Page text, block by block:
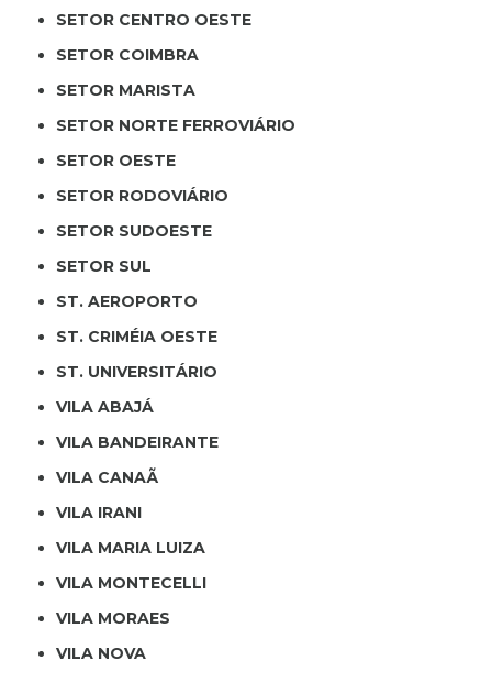
SETOR CENTRO OESTE
SETOR COIMBRA
SETOR MARISTA
SETOR NORTE FERROVIÁRIO
SETOR OESTE
SETOR RODOVIÁRIO
SETOR SUDOESTE
SETOR SUL
ST. AEROPORTO
ST. CRIMÉIA OESTE
ST. UNIVERSITÁRIO
VILA ABAJÁ
VILA BANDEIRANTE
VILA CANAÃ
VILA IRANI
VILA MARIA LUIZA
VILA MONTECELLI
VILA MORAES
VILA NOVA